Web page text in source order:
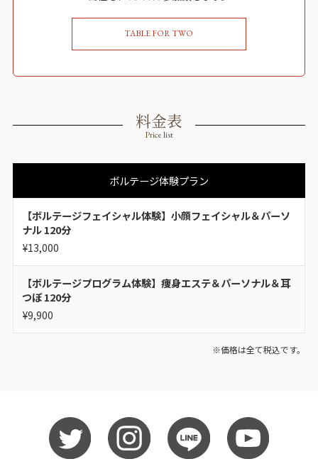
TABLE FOR TWO
料金表
Price list
ボルテージ体験プラン
【ボルテージフェイシャル体験】小顔フェイシャル＆パーソ
ナル 120分
¥13,000
【ボルテージプログラム体験】痩身エステ＆パーソナル＆耳
つぼ 120分
¥9,900
※価格は全て税込です。